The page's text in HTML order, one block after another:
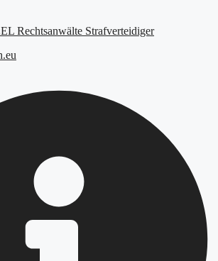
Rechtsanwälte Strafverteidiger